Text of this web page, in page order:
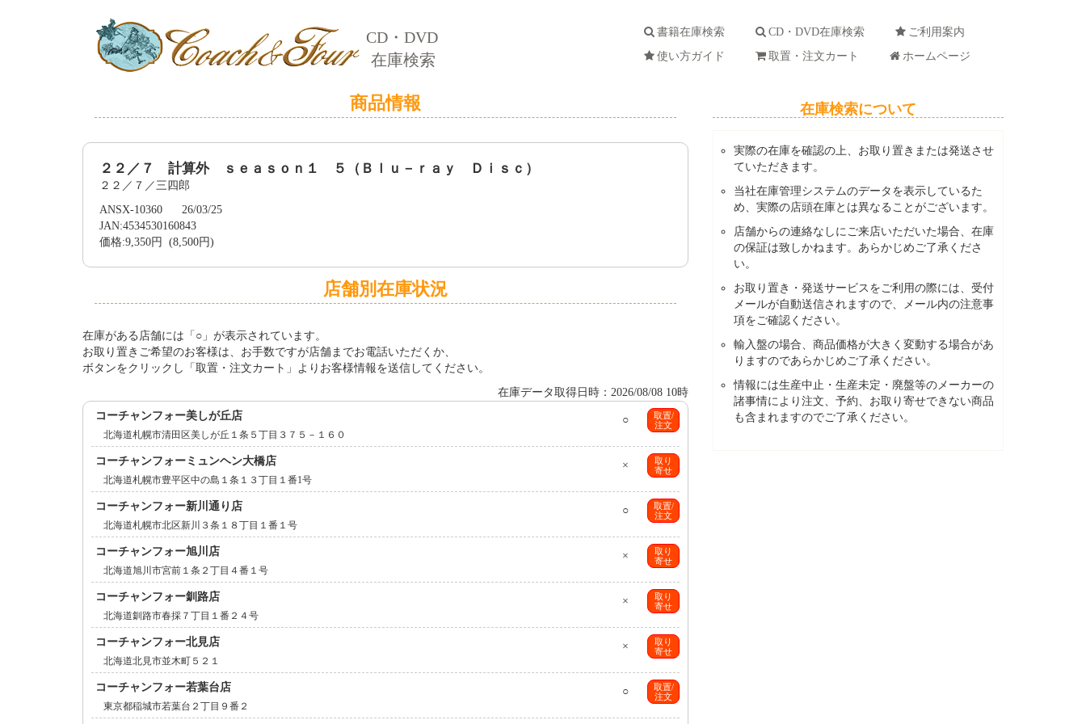
CD・DVD
在庫検索
書籍在庫検索 CD・DVD在庫検索
ご利用案内
使い方ガイド
取置・注文カート ホームページ
商品情報
２２／７ 計算外 ｓｅａｓｏｎ１ ５（Ｂｌｕ－ｒａｙ Ｄｉｓｃ）
２２／７／三四郎
ANSX-10360 26/03/25
JAN:4534530160843
価格:9,350円 (8,500円)
店舗別在庫状況
在庫がある店舗には「○」が表示されています。
お取り置きご希望のお客様は、お手数ですが店舗までお電話いただくか、
ボタンをクリックし「取置・注文カート」よりお客様情報を送信してください。
在庫データ取得日時：2026/08/08 10時
取置/
注文
○
コーチャンフォー美しが丘店
北海道札幌市清田区美しが丘１条５丁目３７５－１６０
取り
寄せ
×
コーチャンフォーミュンヘン大橋店
北海道札幌市豊平区中の島１条１３丁目１番1号
取置/
注文
○
コーチャンフォー新川通り店
北海道札幌市北区新川３条１８丁目１番１号
取り
寄せ
×
コーチャンフォー旭川店
北海道旭川市宮前１条２丁目４番１号
取り
寄せ
×
コーチャンフォー釧路店
北海道釧路市春採７丁目１番２４号
取り
寄せ
×
コーチャンフォー北見店
北海道北見市並木町５２１
取置/
注文
○
コーチャンフォー若葉台店
東京都稲城市若葉台２丁目９番２
在庫検索について
実際の在庫を確認の上、お取り置きまたは発送させ
ていただきます。
当社在庫管理システムのデータを表示しているた
め、実際の店頭在庫とは異なることがございます。
店舗からの連絡なしにご来店いただいた場合、在庫
の保証は致しかねます。あらかじめご了承くださ
い。
お取り置き・発送サービスをご利用の際には、受付
メールが自動送信されますので、メール内の注意事
項をご確認ください。
輸入盤の場合、商品価格が大きく変動する場合があ
りますのであらかじめご了承ください。
情報には生産中止・生産未定・廃盤等のメーカーの
諸事情により注文、予約、お取り寄せできない商品
も含まれますのでご了承ください。